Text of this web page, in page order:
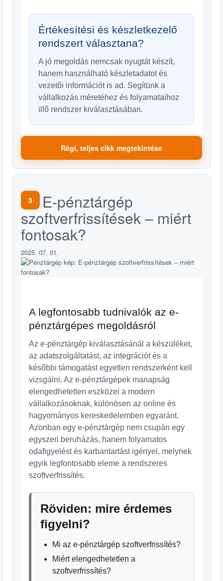
Értékesítési és készletkezelő
rendszert választana?
A jó megoldás nemcsak nyugtát készít,
hanem használható készletadatot és
vezetői információt is ad. Segítünk a
vállalkozás méretéhez és folyamataihoz
illő rendszer kiválasztásában.
Régi, teljes cikk megtekintése
3 E-pénztárgép
szoftverfrissítések – miért
fontosak?
2025. 07. 01.
A legfontosabb tudnivalók az e-
pénztárgépes megoldásról
Az e-pénztárgép kiválasztásánál a készüléket,
az adatszolgáltatást, az integrációt és a
későbbi támogatást egyetlen rendszerként kell
vizsgálni. Az e-pénztárgépek manapság
elengedhetetlen eszközei a modern
vállalkozásoknak, különösen az online és
hagyományos kereskedelemben egyaránt.
Azonban egy e-pénztárgép nem csupán egy
egyszeri beruházás, hanem folyamatos
odafigyelést és karbantartást igényel, melynek
egyik legfontosabb eleme a rendszeres
szoftverfrissítés.
Röviden: mire érdemes
figyelni?
Mi az e-pénztárgép szoftverfrissítés?
Miért elengedhetetlen a
szoftverfrissítés?